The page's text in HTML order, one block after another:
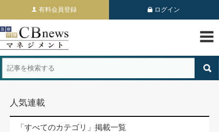
有料会員登録 ログイン
人気連載
「すべてのカテゴリ」掲載一覧